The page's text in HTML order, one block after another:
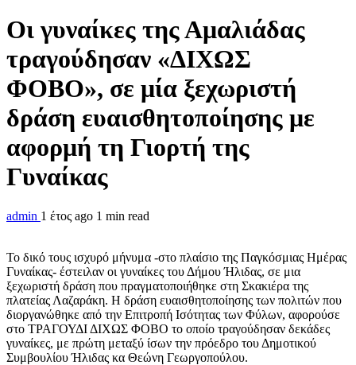
Οι γυναίκες της Αμαλιάδας
τραγούδησαν «ΔΙΧΩΣ
ΦΟΒΟ», σε μία ξεχωριστή
δράση ευαισθητοποίησης με
αφορμή τη Γιορτή της
Γυναίκας
admin 1 έτος ago 1 min read
Το δικό τους ισχυρό μήνυμα -στο πλαίσιο της Παγκόσμιας Ημέρας
Γυναίκας- έστειλαν οι γυναίκες του Δήμου Ήλιδας, σε μια
ξεχωριστή δράση που πραγματοποιήθηκε στη Σκακιέρα της
πλατείας Λαζαράκη. Η δράση ευαισθητοποίησης των πολιτών που
διοργανώθηκε από την Επιτροπή Ισότητας των Φύλων, αφορούσε
στο ΤΡΑΓΟΥΔΙ ΔΙΧΩΣ ΦΟΒΟ το οποίο τραγούδησαν δεκάδες
γυναίκες, με πρώτη μεταξύ ίσων την πρόεδρο του Δημοτικού
Συμβουλίου Ήλιδας κα Θεώνη Γεωργοπούλου.